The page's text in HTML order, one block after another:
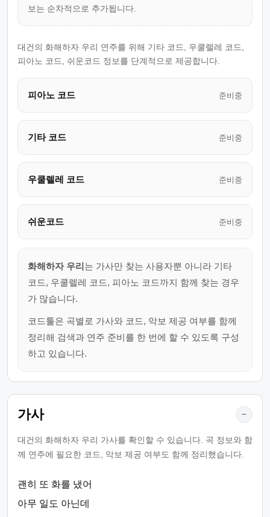
보는 순차적으로 추가됩니다.
대건의 화해하자 우리 연주를 위해 기타 코드, 우쿨렐레 코드,
피아노 코드, 쉬운코드 정보를 단계적으로 제공합니다.
피아노 코드 준비중
기타 코드 준비중
우쿨렐레 코드 준비중
쉬운코드 준비중
화해하자 우리는 가사만 찾는 사용자뿐 아니라 기타
코드, 우쿨렐레 코드, 피아노 코드까지 함께 찾는 경우
가 많습니다.
코드툴은 곡별로 가사와 코드, 악보 제공 여부를 함께
정리해 검색과 연주 준비를 한 번에 할 수 있도록 구성
하고 있습니다.
가사 −
대건의 화해하자 우리 가사를 확인할 수 있습니다. 곡 정보와 함
께 연주에 필요한 코드, 악보 제공 여부도 함께 정리했습니다.
괜히 또 화를 냈어
아무 일도 아닌데